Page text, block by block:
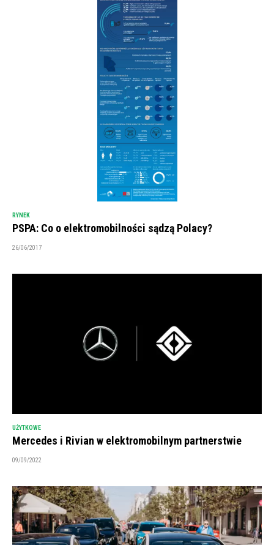
RYNEK
PSPA: Co o elektromobilności sądzą Polacy?
26/06/2017
UŻYTKOWE
Mercedes i Rivian w elektromobilnym partnerstwie
09/09/2022